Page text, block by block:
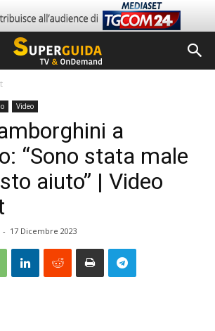
Video
a
“Sono stata male
aiuto” | Video
- 17 Dicembre 2023